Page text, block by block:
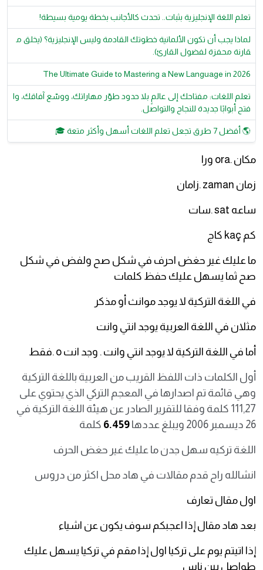
تعلم اللغة الإنجليزية بثبات.. تحدث كالأجانب بخطة يومية بسيطة!
لماذا يجب أن تكون الألمانية خطوتك القادمة وليس الإنجليزية؟ (يخلق م
قارنة محفزة لفضول القارئ).
The Ultimate Guide to Mastering a New Language in 2026
تعلم اللغات: مفتاحك إلى عالمٍ بلا حدود طوّر مهاراتك، ووسّع آفاقك، وا
فتح أبوابًا جديدة للنجاح والتواصل.
🌎 أفضل 7 طرق تجعل تعلم اللغات أسهل وأكثر متعة 🎓
مكان .ora ورا
زمان zaman .زامان
ساعه sat .سات
كم kaç كاج
ما عليك غير حغض احرف في شكل صح ولفض في شكل
صح ثما يسهل عليك حفظ كلمات
في اللغة التركية لا يوجد موانث أو مذكر
مثلان في اللغة العربية يوجد انتي وانت
أما في اللغة التركية لا يوجد انتي وانت . وجد انت o .فقط
أول الكلمات ذات اللفظ القريب من العربية باللغة التركية
وهي قائمة تم اصدارها في المعجم التركي الذي يحتوي على
111,27 كلمة وفقا للتقرير الصادر عن هيئة اللغة التركية في
26 ديسمبر 2006 ويبلغ عددها
6.459 كلمة
اللغة تركيه سهل جدن ما عليك غير حغض الحرف
انشالله راح قدم مقالات في هاد محل اكثر من دروس
اول مقال تعارف
بعد هاد مقال إذا اعجبكم سوف يكون عن اشياء
إذا اتيتم يوم على تركيا اول إذا مقم في تركيا يسهل عليك
طواصل بين ناس